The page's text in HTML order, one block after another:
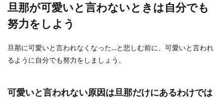
旦那が可愛いと言わないときは自分でも
努力をしよう
旦那に可愛いと言われなくなった…と悲しむ前に、可愛いと言われ
るように自分でも努力をしましょう。
可愛いと言われない原因は旦那だけにあるわけでは